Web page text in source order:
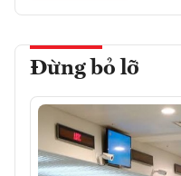
Đừng bỏ lỡ